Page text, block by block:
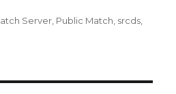
Server Public Match srcds